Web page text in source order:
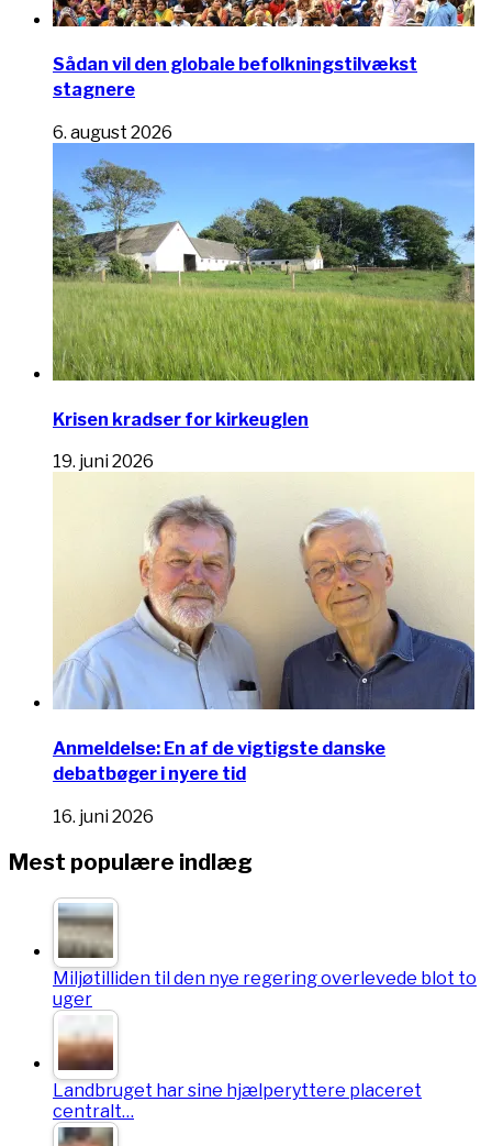
Sådan vil den globale befolkningstilvækst
stagnere
6. august 2026
Krisen kradser for kirkeuglen
19. juni 2026
Anmeldelse: En af de vigtigste danske
debatbøger i nyere tid
16. juni 2026
Mest populære indlæg
Miljøtilliden til den nye regering overlevede blot to
uger
Landbruget har sine hjælperyttere placeret
centralt…